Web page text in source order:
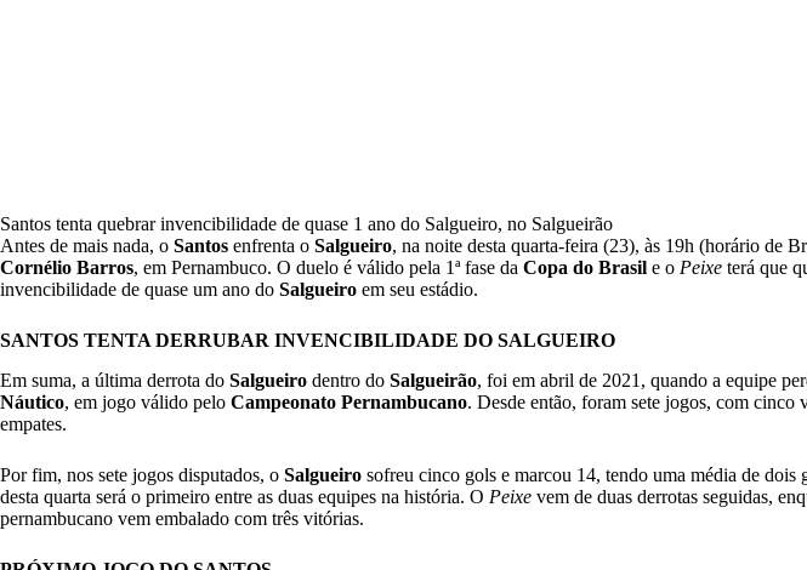
Santos tenta quebrar invencibilidade de quase 1 ano do Salgueiro, no Salgueirão
Antes de mais nada, o Santos enfrenta o Salgueiro, na noite desta quarta-feira (23), às 19h (horário de
Cornélio Barros, em Pernambuco. O duelo é válido pela 1ª fase da Copa do Brasil e o Peixe terá que
invencibilidade de quase um ano do Salgueiro em seu estádio.
SANTOS TENTA DERRUBAR INVENCIBILIDADE DO SALGUEIRO
Em suma, a última derrota do Salgueiro dentro do Salgueirão, foi em abril de 2021, quando a equipe
Náutico, em jogo válido pelo Campeonato Pernambucano. Desde então, foram sete jogos, com cinco
empates.
Por fim, nos sete jogos disputados, o Salgueiro sofreu cinco gols e marcou 14, tendo uma média de dois
desta quarta será o primeiro entre as duas equipes na história. O Peixe vem de duas derrotas seguidas,
pernambucano vem embalado com três vitórias.